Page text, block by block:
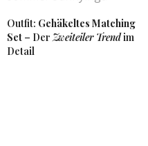
Outfit: Gehäkeltes Matching
Set – DerZweiteiler Trendim
Detail